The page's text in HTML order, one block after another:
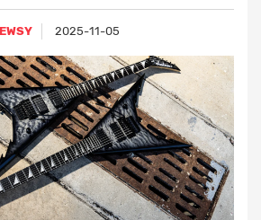
2025-11-05